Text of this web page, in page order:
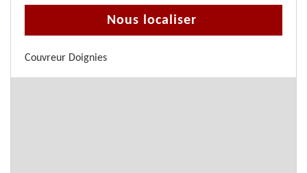
Nous localiser
Couvreur Doignies